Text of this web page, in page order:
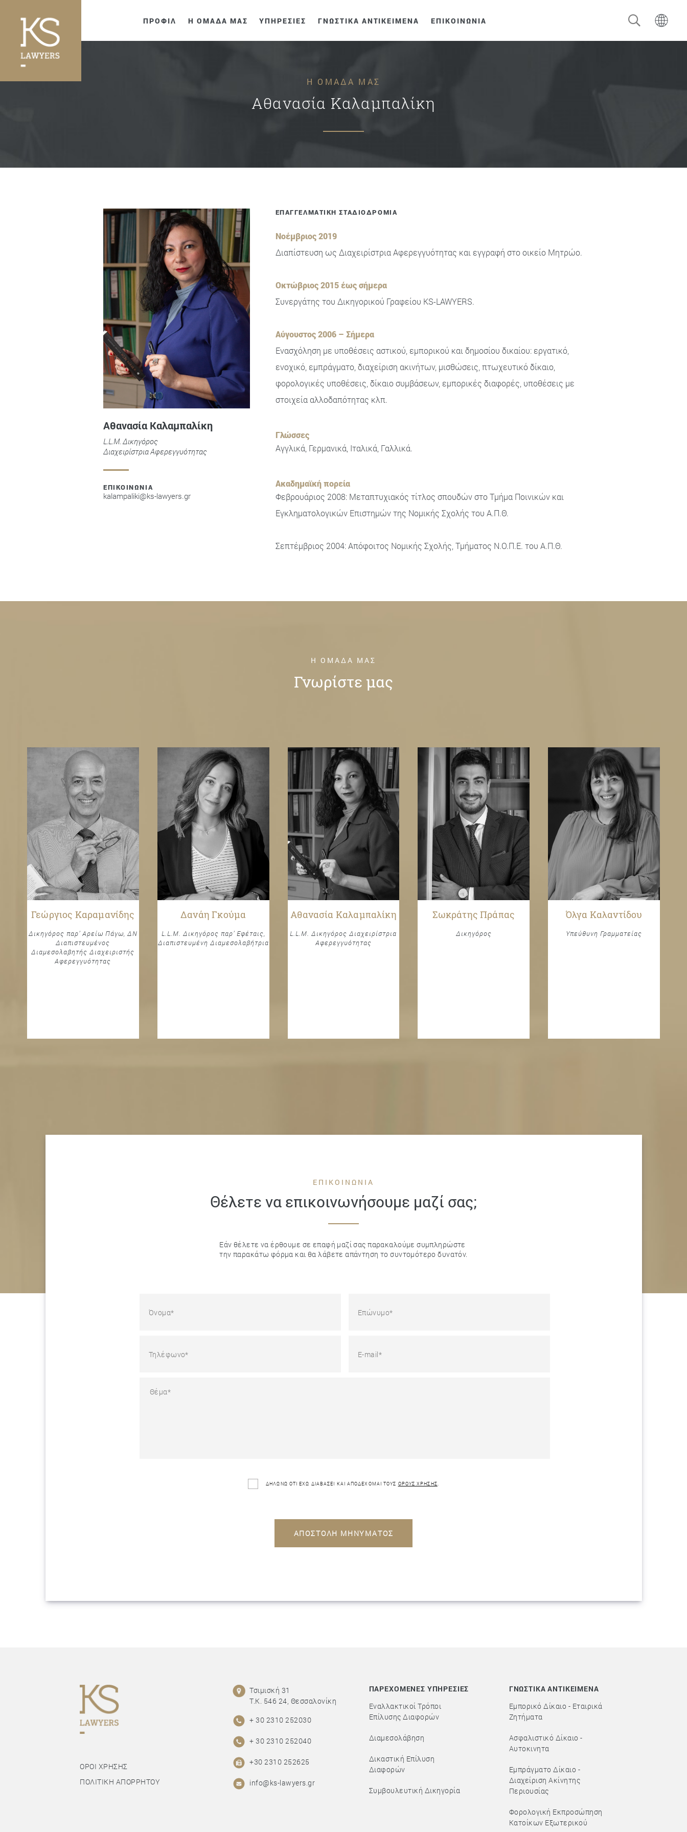
ΠΡΟΦΙΛ Η ΟΜΑΔΑ ΜΑΣ ΥΠΗΡΕΣΙΕΣ ΓΝΩΣΤΙΚΑ ΑΝΤΙΚΕΙΜΕΝΑ ΕΠΙΚΟΙΝΩΝΙΑ
Η ΟΜΑΔΑ ΜΑΣ
Αθανασία Καλαμπαλίκη
Αθανασία Καλαμπαλίκη
L.L.M. Δικηγόρος
Διαχειρίστρια Αφερεγγυότητας
ΕΠΙΚΟΙΝΩΝΙΑ
kalampaliki@ks-lawyers.gr
ΕΠΑΓΓΕΛΜΑΤΙΚΗ ΣΤΑΔΙΟΔΡΟΜΙΑ
Νοέμβριος 2019
Διαπίστευση ως Διαχειρίστρια Αφερεγγυότητας και εγγραφή στο οικείο Μητρώο.
Οκτώβριος 2015 έως σήμερα
Συνεργάτης του Δικηγορικού Γραφείου KS-LAWYERS.
Αύγουστος 2006 – Σήμερα
Ενασχόληση με υποθέσεις αστικού, εμπορικού και δημοσίου δικαίου: εργατικό,
ενοχικό, εμπράγματο, διαχείριση ακινήτων, μισθώσεις, πτωχευτικό δίκαιο,
φορολογικές υποθέσεις, δίκαιο συμβάσεων, εμπορικές διαφορές, υποθέσεις με
στοιχεία αλλοδαπότητας κλπ.
Γλώσσες
Αγγλικά, Γερμανικά, Ιταλικά, Γαλλικά.
Ακαδημαϊκή πορεία
Φεβρουάριος 2008: Μεταπτυχιακός τίτλος σπουδών στο Τμήμα Ποινικών και
Εγκληματολογικών Επιστημών της Νομικής Σχολής του Α.Π.Θ.
Σεπτέμβριος 2004: Απόφοιτος Νομικής Σχολής, Τμήματος Ν.Ο.Π.Ε. του Α.Π.Θ.
Η ΟΜΑΔΑ ΜΑΣ
Γνωρίστε μας
Γεώργιος Καραμανίδης
Δικηγόρος παρ’ Αρείω Πάγω, ΔΝ
Διαπιστευμένος
Διαμεσολαβητής Διαχειριστής
Αφερεγγυότητας
Δανάη Γκούμα
L.L.M. Δικηγόρος παρ’ Εφέταις,
Διαπιστευμένη Διαμεσολαβήτρια
Αθανασία Καλαμπαλίκη
L.L.M. Δικηγόρος Διαχειρίστρια
Αφερεγγυότητας
Σωκράτης Πράπας
Δικηγόρος
Όλγα Καλαντίδου
Υπεύθυνη Γραμματείας
ΕΠΙΚΟΙΝΩΝΙΑ
Θέλετε να επικοινωνήσουμε μαζί σας;
Εάν θέλετε να έρθουμε σε επαφή μαζί σας παρακαλούμε συμπληρώστε
την παρακάτω φόρμα και θα λάβετε απάντηση το συντομότερο δυνατόν.
ΔΗΛΩΝΩ ΟΤΙ ΕΧΩ ΔΙΑΒΑΣΕΙ ΚΑΙ ΑΠΟΔΕΧΟΜΑΙ ΤΟΥΣ ΟΡΟΥΣ ΧΡΗΣΗΣ
ΑΠΟΣΤΟΛΗ ΜΗΝΥΜΑΤΟΣ
ΟΡΟΙ ΧΡΗΣΗΣ
ΠΟΛΙΤΙΚΗ ΑΠΟΡΡΗΤΟΥ
Τσιμισκή 31
Τ.Κ. 546 24, Θεσσαλονίκη
+ 30 2310 252030
+ 30 2310 252040
+30 2310 252625
info@ks-lawyers.gr
ΠΑΡΕΧΟΜΕΝΕΣ ΥΠΗΡΕΣΙΕΣ
Εναλλακτικοί Τρόποι
Επίλυσης Διαφορών
Διαμεσολάβηση
Δικαστική Επίλυση
Διαφορών
Συμβουλευτική Δικηγορία
ΓΝΩΣΤΙΚΑ ΑΝΤΙΚΕΙΜΕΝΑ
Εμπορικό Δίκαιο - Εταιρικά
Ζητήματα
Ασφαλιστικό Δίκαιο -
Αυτοκινητα
Εμπράγματο Δίκαιο -
Διαχείριση Ακίνητης
Περιουσίας
Φορολογική Εκπροσώπηση
Κατοίκων Εξωτερικού